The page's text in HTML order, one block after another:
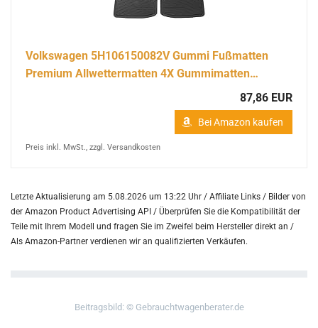
Volkswagen 5H106150082V Gummi Fußmatten
Premium Allwettermatten 4X Gummimatten…
87,86 EUR
Bei Amazon kaufen
Preis inkl. MwSt., zzgl. Versandkosten
Letzte Aktualisierung am 5.08.2026 um 13:22 Uhr / Affiliate Links / Bilder von
der Amazon Product Advertising API / Überprüfen Sie die Kompatibilität der
Teile mit Ihrem Modell und fragen Sie im Zweifel beim Hersteller direkt an /
Als Amazon-Partner verdienen wir an qualifizierten Verkäufen.
Beitragsbild: © Gebrauchtwagenberater.de